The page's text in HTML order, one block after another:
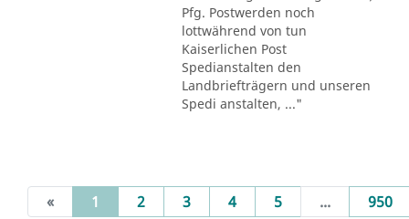
Pfg. Postwerden noch
lottwährend von tun
Kaiserlichen Post
Spedianstalten den
Landbriefträgern und unseren
Spedi anstalten, ..."
« 1 (current)
2 3 4 5 ... 950